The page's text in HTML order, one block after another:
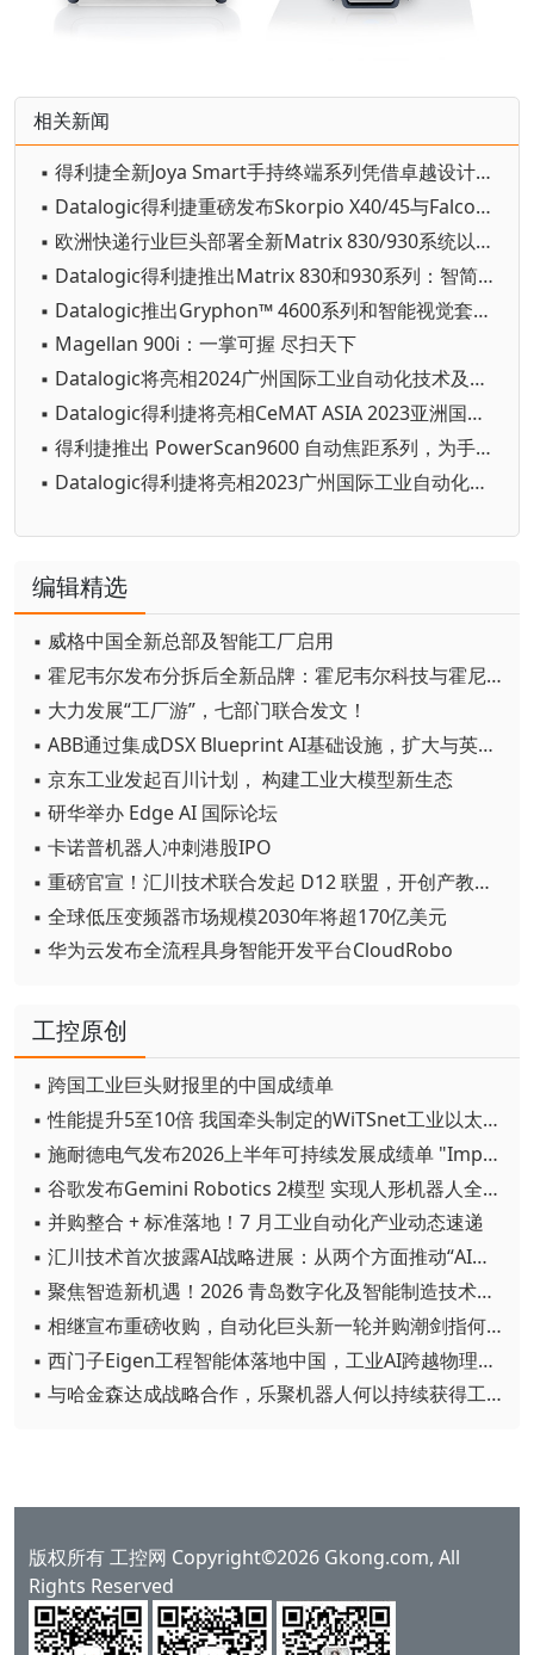
相关新闻
▪ 得利捷全新Joya Smart手持终端系列凭借卓越设计荣获2026年红点设计奖
▪ Datalogic得利捷重磅发布Skorpio X40/45与Falcon X60/65：新一代移动数据终端全面赋能高强度智能仓储
▪ 欧洲快递行业巨头部署全新Matrix 830/930系统以应对高吞吐量业务
▪ Datalogic得利捷推出Matrix 830和930系列：智简合一，高效吞吐
▪ Datalogic推出Gryphon™ 4600系列和智能视觉套件，重塑手持扫描标杆，加速零售与全行业智能升级
▪ Magellan 900i：一掌可握 尽扫天下
▪ Datalogic将亮相2024广州国际工业自动化技术及装备展览会
▪ Datalogic得利捷将亮相CeMAT ASIA 2023亚洲国际物流技术与运输系统展览会
▪ 得利捷推出 PowerScan9600 自动焦距系列，为手持式扫码枪确立新标准
▪ Datalogic得利捷将亮相2023广州国际工业自动化技术及装备展览会
编辑精选
▪ 威格中国全新总部及智能工厂启用
▪ 霍尼韦尔发布分拆后全新品牌：霍尼韦尔科技与霍尼韦尔航空航天
▪ 大力发展“工厂游”，七部门联合发文！
▪ ABB通过集成DSX Blueprint AI基础设施，扩大与英伟达的合作
▪ 京东工业发起百川计划， 构建工业大模型新生态
▪ 研华举办 Edge AI 国际论坛
▪ 卡诺普机器人冲刺港股IPO
▪ 重磅官宣！汇川技术联合发起 D12 联盟，开创产教融合新范式
▪ 全球低压变频器市场规模2030年将超170亿美元
▪ 华为云发布全流程具身智能开发平台CloudRobo
工控原创
▪ 跨国工业巨头财报里的中国成绩单
▪ 性能提升5至10倍 我国牵头制定的WiTSnet工业以太网国际标准正式发布
▪ 施耐德电气发布2026上半年可持续发展成绩单 "Impact 2030"路线图开局稳健
▪ 谷歌发布Gemini Robotics 2模型 实现人形机器人全身智能控制突破
▪ 并购整合 + 标准落地！7 月工业自动化产业动态速递
▪ 汇川技术首次披露AI战略进展：从两个方面推动“AI业务化”落地
▪ 聚焦智造新机遇！2026 青岛数字化及智能制造技术论坛圆满落幕
▪ 相继宣布重磅收购，自动化巨头新一轮并购潮剑指何方？
▪ 西门子Eigen工程智能体落地中国，工业AI跨越物理世界“确定性”拐点
▪ 与哈金森达成战略合作，乐聚机器人何以持续获得工业巨头青睐？
版权所有 工控网 Copyright©2026 Gkong.com, All
Rights Reserved